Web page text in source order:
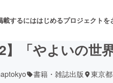
載するにははじめるプロジェクトを
】「やよいの世
書籍・雑誌出版 東京都